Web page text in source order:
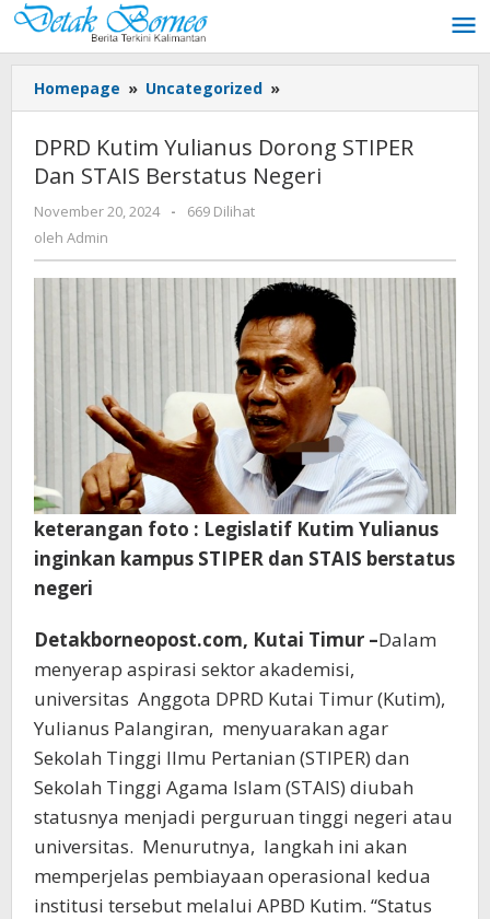
Lewati
konten
Homepage » Uncategorized »
Kutim
Dorong
STIPER
DPRD Kutim Yulianus Dorong STIPER
Dan STAIS Berstatus Negeri
November 20, 2024
oleh
-
669 Dilihat
oleh Admin
keterangan foto : Legislatif Kutim Yulianus
inginkan kampus STIPER dan STAIS berstatus
negeri
Detakborneopost.com, Kutai Timur –Dalam
menyerap aspirasi sektor akademisi,
universitas Anggota DPRD Kutai Timur (Kutim),
Yulianus Palangiran, menyuarakan agar
Sekolah Tinggi Ilmu Pertanian (STIPER) dan
Sekolah Tinggi Agama Islam (STAIS) diubah
statusnya menjadi perguruan tinggi negeri atau
universitas. Menurutnya, langkah ini akan
memperjelas pembiayaan operasional kedua
institusi tersebut melalui APBD Kutim. “Status